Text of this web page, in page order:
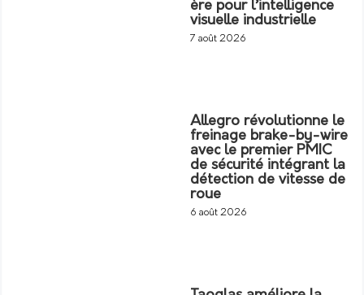
ère pour l’intelligence
visuelle industrielle
7 août 2026
Allegro révolutionne le
freinage brake-by-wire
avec le premier PMIC
de sécurité intégrant la
détection de vitesse de
roue
6 août 2026